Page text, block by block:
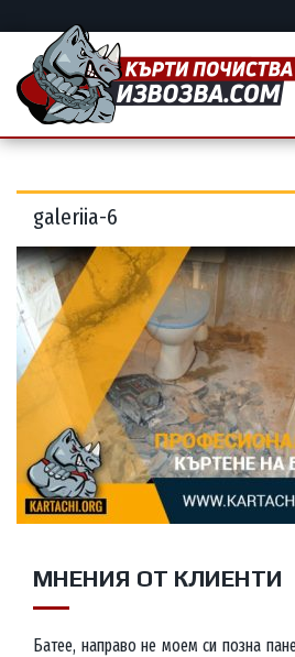
galeriia-6
МНЕНИЯ ОТ КЛИЕНТИ
Батее, направо не моем си позна